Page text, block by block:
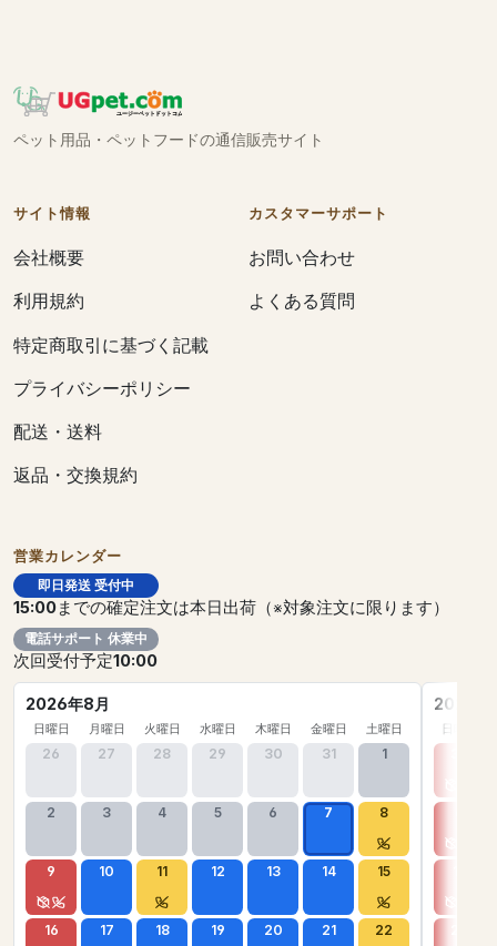
ペット用品・ペットフードの通信販売サイト
サイト情報
会社概要
利用規約
特定商取引に基づく記載
プライバシーポリシー
配送・送料
返品・交換規約
カスタマーサポート
お問い合わせ
よくある質問
営業カレンダー
即日発送 受付中
15:00までの確定注文は本日出荷（※対象注文に限ります）
電話サポート 休業中
次回受付予定10:00
2026年8月
日曜日 月曜日 火曜日 水曜日 木曜日 金曜日 土曜日
26 27 28 29 30 31 1
2 3 4 5 6 7 8
9 10 11 12 13 14 15
16 17 18 19 20 21 22
2026年
日曜日